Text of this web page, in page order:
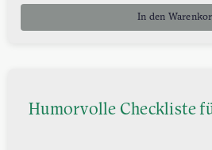
In den
Humorvolle Checkliste